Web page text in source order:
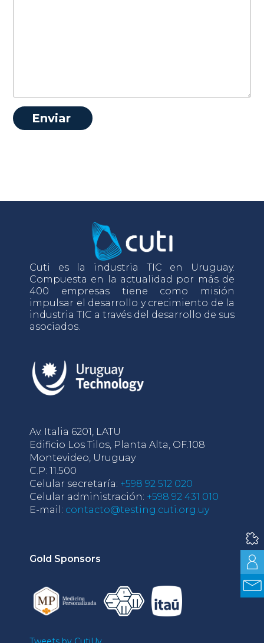
Cuti es la industria TIC en Uruguay.
Compuesta en la actualidad por más de
400 empresas tiene como misión
impulsar el desarrollo y crecimiento de la
industria TIC a través del desarrollo de sus
asociados.
Av. Italia 6201, LATU
Edificio Los Tilos, Planta Alta, OF.108
Montevideo, Uruguay
C.P: 11.500
Celular secretaría: +598 92 512 020
Celular administración: +598 92 431 010
E-mail: contacto@testing.cuti.org.uy
Gold Sponsors